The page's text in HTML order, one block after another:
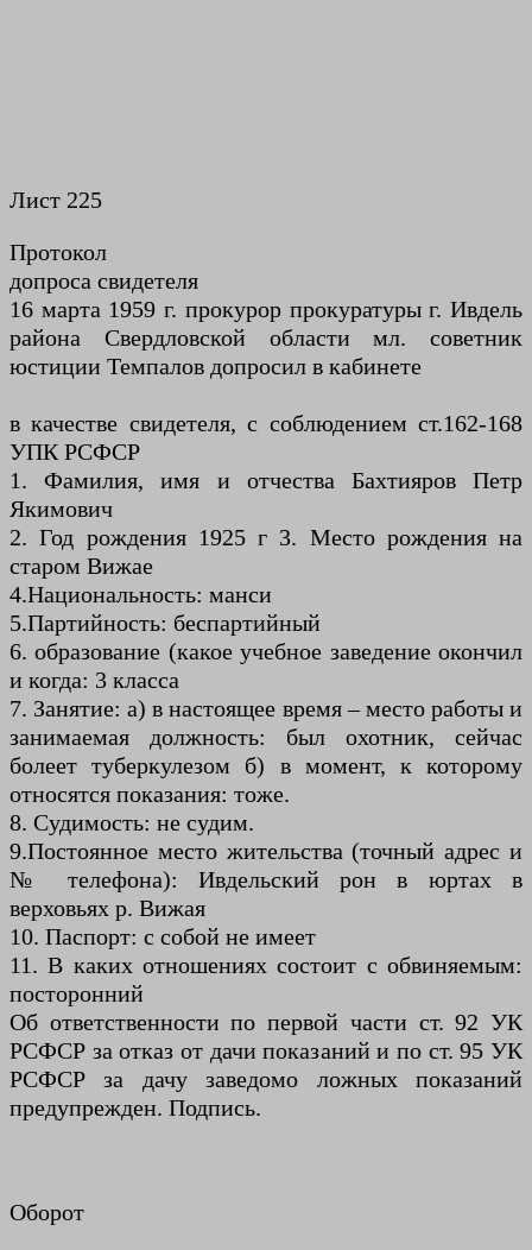
Лист 225
Протокол
допроса свидетеля
16 марта 1959 г. прокурор прокуратуры г. Ивдель
района Свердловской области мл. советник
юстиции Темпалов допросил в кабинете
в качестве свидетеля, с соблюдением ст.162-168
УПК РСФСР
1. Фамилия, имя и отчества Бахтияров Петр
Якимович
2. Год рождения 1925 г 3. Место рождения на
старом Вижае
4.Национальность: манси
5.Партийность: беспартийный
6. образование (какое учебное заведение окончил
и когда: 3 класса
7. Занятие: а) в настоящее время – место работы и
занимаемая должность: был охотник, сейчас
болеет туберкулезом б) в момент, к которому
относятся показания: тоже.
8. Судимость: не судим.
9.Постоянное место жительства (точный адрес и
№ телефона): Ивдельский рон в юртах в
верховьях р. Вижая
10. Паспорт: с собой не имеет
11. В каких отношениях состоит с обвиняемым:
посторонний
Об ответственности по первой части ст. 92 УК
РСФСР за отказ от дачи показаний и по ст. 95 УК
РСФСР за дачу заведомо ложных показаний
предупрежден. Подпись.
Оборот